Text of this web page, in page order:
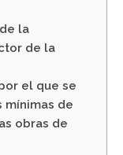
la
de la
el que se
de
obras de